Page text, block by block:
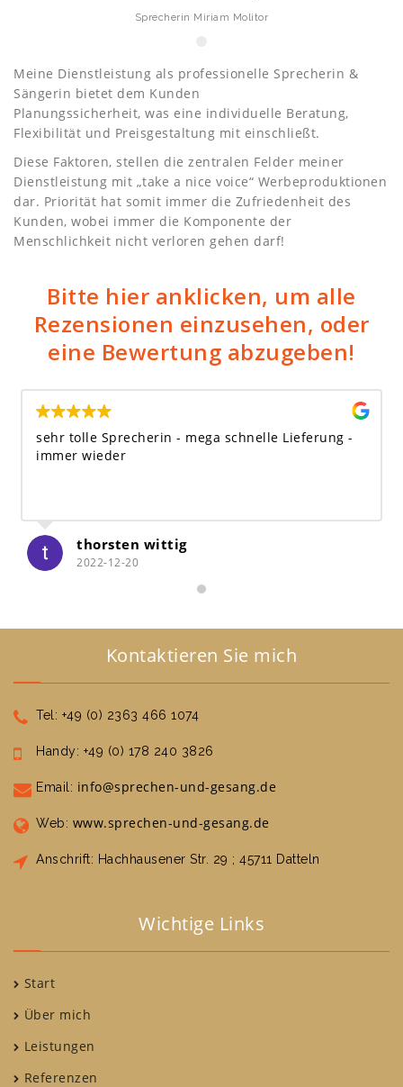
Sprecherin Miriam Molitor
Meine Dienstleistung als professionelle Sprecherin &
Sängerin bietet dem Kunden
Planungssicherheit, was eine individuelle Beratung,
Flexibilität und Preisgestaltung mit einschließt.
Diese Faktoren, stellen die zentralen Felder meiner
Dienstleistung mit „take a nice voice“ Werbeproduktionen
dar. Priorität hat somit immer die Zufriedenheit des
Kunden, wobei immer die Komponente der
Menschlichkeit nicht verloren gehen darf!
Bitte hier anklicken, um alle
Rezensionen einzusehen, oder
eine Bewertung abzugeben!
sehr tolle Sprecherin - mega schnelle Lieferung -
immer wieder
thorsten wittig
2022-12-20
Kontaktieren Sie mich
Tel: +49 (0) 2363 466 1074
Handy: +49 (0) 178 240 3826
Email: info@sprechen-und-gesang.de
Web: www.sprechen-und-gesang.de
Anschrift: Hachhausener Str. 29 ; 45711 Datteln
Wichtige Links
Start
Über mich
Leistungen
Referenzen